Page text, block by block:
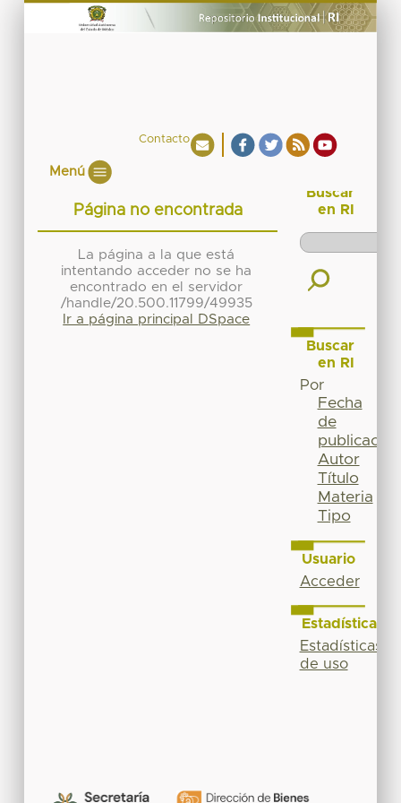
Contacto
Menú
Página no encontrada
La página a la que está
intentando acceder no se ha
encontrado en el servidor
/handle/20.500.11799/49935
Ir a página principal DSpace
Buscar
en RI
Buscar
en RI
Por
Fecha
de
publicación
Autor
Título
Materia
Tipo
Usuario
Acceder
Estadísticas
Estadísticas
de uso